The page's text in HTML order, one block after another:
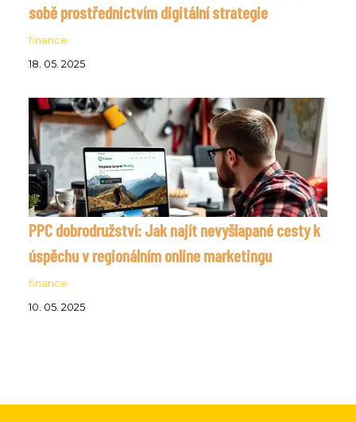
sobě prostřednictvím digitální strategie
finance
18. 05. 2025
PPC dobrodružství: Jak najít nevyšlapané cesty k
úspěchu v regionálním online marketingu
finance
10. 05. 2025